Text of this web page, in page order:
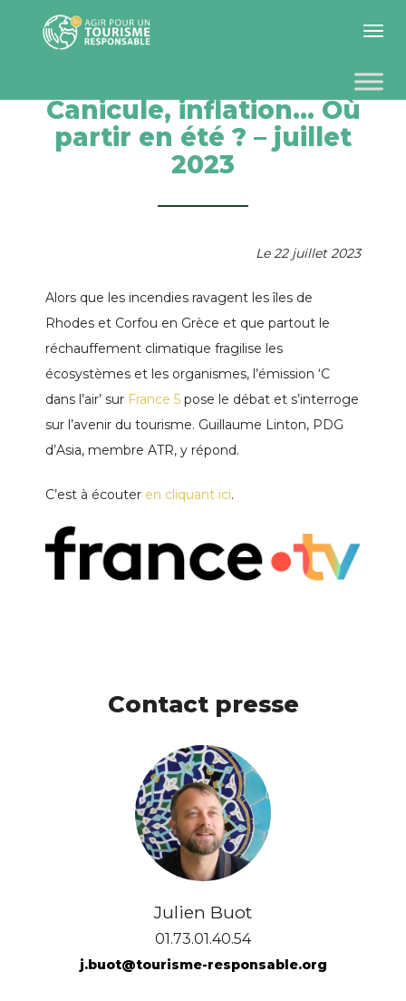
Toggle
Canicule, inflation… Où
partir en été ? – juillet
2023
Le 22 juillet 2023
Alors que les incendies ravagent les îles de
Rhodes et Corfou en Grèce et que partout le
réchauffement climatique fragilise les
écosystèmes et les organismes, l’émission ‘C
dans l’air’ sur France 5 pose le débat et s’interroge
sur l’avenir du tourisme. Guillaume Linton, PDG
d’Asia, membre ATR, y répond.
C’est à écouter en cliquant ici.
Contact presse
Julien Buot
01.73.01.40.54
j.buot@tourisme-responsable.org